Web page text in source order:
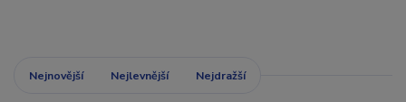
Nejnovější Nejlevnější Nejdražší